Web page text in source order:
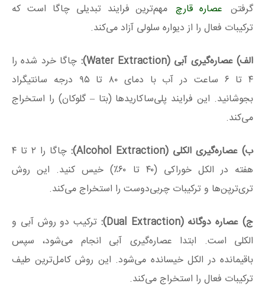
گرفتن عصاره قارچ مهم‌ترین فرایند تبدیلی چاگا است که
ترکیبات فعال را از دیواره سلولی آزاد می‌کند.
الف) عصاره‌گیری آبی (Water Extraction):
چاگا خرد شده را
۴ تا ۶ ساعت در آب با دمای ۸۰ تا ۹۵ درجه سانتیگراد
بجوشانید. این فرایند پلی‌ساکاریدها (بتا – گلوکان) را استخراج
می‌کند.
ب) عصاره‌گیری الکلی (Alcohol Extraction):
چاگا را ۲ تا ۴
هفته در الکل خوراکی (۴۰ تا ۶۰٪) خیس کنید. این روش
تری‌ترپن‌ها و ترکیبات چربی‌دوست را استخراج می‌کند.
ج) عصاره دوگانه (Dual Extraction):
ترکیب دو روش آبی و
الکلی است. ابتدا عصاره‌گیری آبی انجام می‌شود، سپس
باقیمانده در الکل خیسانده می‌شود. این روش کامل‌ترین طیف
ترکیبات فعال را استخراج می‌کند.